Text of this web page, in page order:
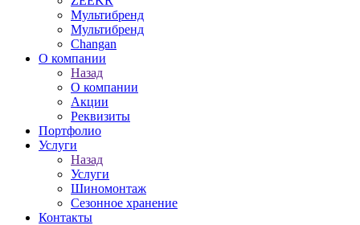
Мультибренд
Мультибренд
Сhangan
О компании
Назад
О компании
Акции
Реквизиты
Портфолио
Услуги
Назад
Услуги
Шиномонтаж
Сезонное хранение
Контакты